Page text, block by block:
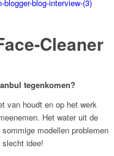
Cleaner
tegenkomen?
van houdt en op het werk
Het water uit de
modellen problemen
idee!